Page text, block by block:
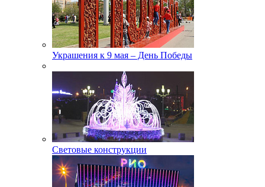
Украшения к 9 мая – День Победы
Световые конструкции